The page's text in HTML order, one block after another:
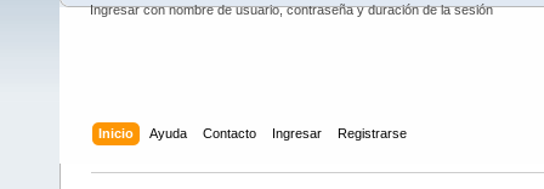
Ingresar con nombre de usuario, contraseña y duración de la sesión
Inicio Ayuda Contacto Ingresar Registrarse